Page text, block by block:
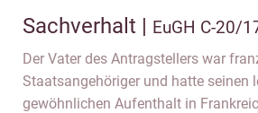
Sachverhalt | EuGH C-20/
Der Vater des Antragstellers war
Staatsangehöriger und hatte seinen
gewöhnlichen Aufenthalt in